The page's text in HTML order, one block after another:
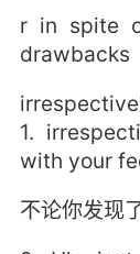
r in spite
drawbacks
irrespective
1.
with your
不论你发现